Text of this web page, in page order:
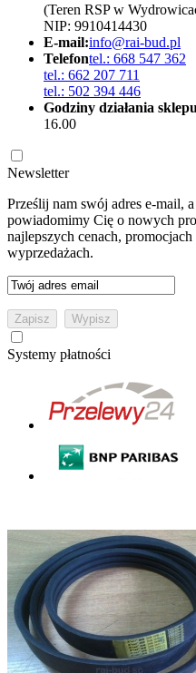
(Teren RSP w
NIP: 9910414430
E-mail:info@rai-bud.pl
Telefontel.: 668 547 362
tel.: 662 207 711
tel.: 502 394 446
Godziny działania sklepu
16.00
Newsletter
Prześlij nam swój adres e-mail,
powiadomimy Cię o nowych
najlepszych cenach, promocjach
wyprzedażach.
Systemy płatności